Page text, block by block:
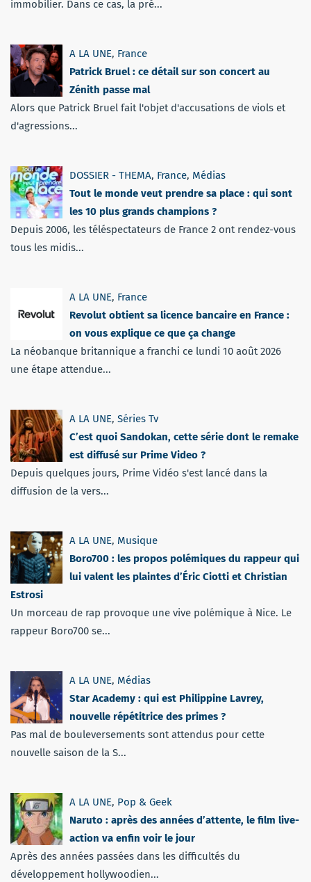
immobilier. Dans ce cas, la pré...
A LA UNE, France
Patrick Bruel : ce détail sur son concert au
Zénith passe mal
Alors que Patrick Bruel fait l'objet d'accusations de viols et
d'agressions...
DOSSIER - THEMA, France, Médias
Tout le monde veut prendre sa place : qui sont
les 10 plus grands champions ?
Depuis 2006, les téléspectateurs de France 2 ont rendez-vous
tous les midis...
A LA UNE, France
Revolut obtient sa licence bancaire en France :
on vous explique ce que ça change
La néobanque britannique a franchi ce lundi 10 août 2026
une étape attendue...
A LA UNE, Séries Tv
C’est quoi Sandokan, cette série dont le remake
est diffusé sur Prime Video ?
Depuis quelques jours, Prime Vidéo s'est lancé dans la
diffusion de la vers...
A LA UNE, Musique
Boro700 : les propos polémiques du rappeur qui
lui valent les plaintes d’Éric Ciotti et Christian
Estrosi
Un morceau de rap provoque une vive polémique à Nice. Le
rappeur Boro700 se...
A LA UNE, Médias
Star Academy : qui est Philippine Lavrey,
nouvelle répétitrice des primes ?
Pas mal de bouleversements sont attendus pour cette
nouvelle saison de la S...
A LA UNE, Pop & Geek
Naruto : après des années d’attente, le film live-
action va enfin voir le jour
Après des années passées dans les difficultés du
développement hollywoodien...